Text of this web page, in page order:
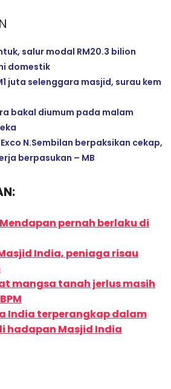
salur modal RM20.3 bilion
domestik
juta selenggara masjid, surau kem
bakal diumum pada malam
N.Sembilan berpaksikan cekap,
berpasukan – MB
pernah berlaku di
India, peniaga risau
mangsa tanah jerlus masih
India terperangkap dalam
hadapan Masjid India